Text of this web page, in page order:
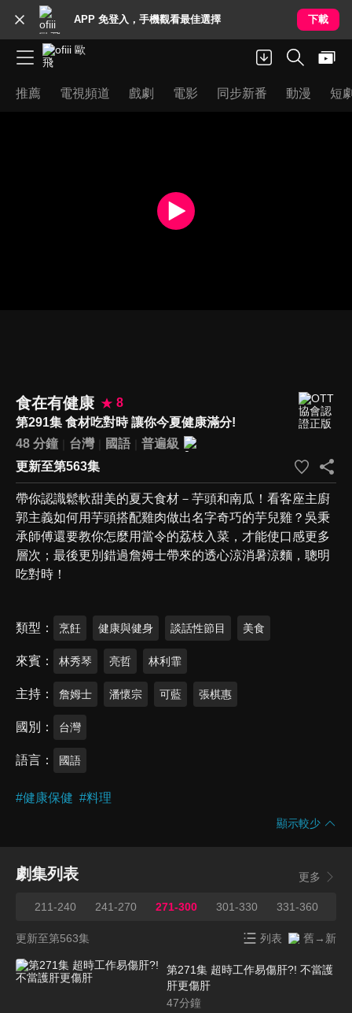
APP 免登入，手機觀看最佳選擇 下載
推薦 電視頻道 戲劇 電影 同步新番 動漫 短
食在有健康
8
第291集 食材吃對時 讓你今夏健康滿分!
48 分鐘
台灣 國語
普遍級
更新至第563集
帶你認識鬆軟甜美的夏天食材－芋頭和南瓜！看客座主廚
郭主義如何用芋頭搭配雞肉做出名字奇巧的芋兒雞？吳秉
承師傅還要教你怎麼用當令的荔枝入菜，才能使口感更多
層次；最後更別錯過詹姆士帶來的透心涼消暑涼麵，聰明
吃對時！
類型 烹飪 健康與健身 談話性節目 美食
來賓 林秀琴 亮哲 林利霏
主持 詹姆士 潘懷宗 可藍 張棋惠
國別 台灣
語言 國語
#健康保健 #料理
顯示較少
劇集列表 更多
211-240 241-270 271-300 301-330 331-360
更新至第563集 列表 舊→新
第271集 超時工作易傷肝?! 不當護
肝更傷肝
47分鐘